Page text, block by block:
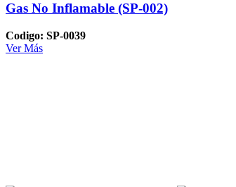
Gas No Inflamable (SP-002)
Codigo: SP-0039
Ver Más